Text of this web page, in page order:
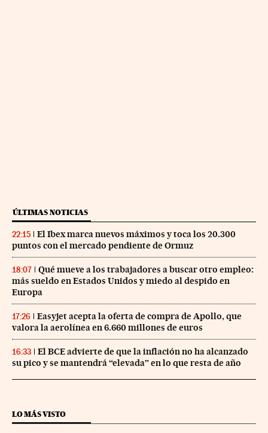
ÚLTIMAS NOTICIAS
22:15
El Ibex marca nuevos máximos y toca los 20.300
puntos con el mercado pendiente de Ormuz
18:07
Qué mueve a los trabajadores a buscar otro empleo:
más sueldo en Estados Unidos y miedo al despido en
Europa
17:26
Easyjet acepta la oferta de compra de Apollo, que
valora la aerolínea en 6.660 millones de euros
16:33
El BCE advierte de que la inflación no ha alcanzado
su pico y se mantendrá “elevada” en lo que resta de año
LO MÁS VISTO